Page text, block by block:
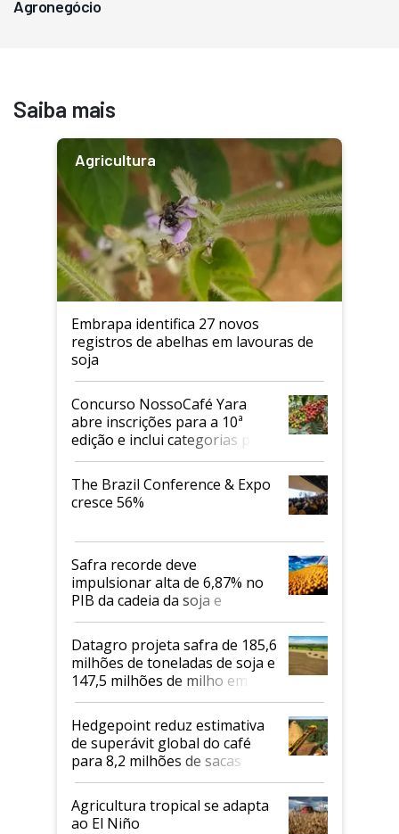
Agronegócio
Saiba mais
Agricultura
Embrapa identifica 27 novos
registros de abelhas em lavouras de
soja
Concurso NossoCafé Yara
abre inscrições para a 10ª
edição e inclui categorias para
cafés Canephora
The Brazil Conference & Expo
cresce 56%
Safra recorde deve
impulsionar alta de 6,87% no
PIB da cadeia da soja e
biodiesel em 2026
Datagro projeta safra de 185,6
milhões de toneladas de soja e
147,5 milhões de milho em
2026/27
Hedgepoint reduz estimativa
de superávit global do café
para 8,2 milhões de sacas
Agricultura tropical se adapta
ao El Niño